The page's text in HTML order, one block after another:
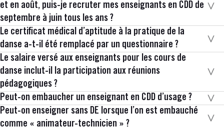
et en août, puis-je recruter mes enseignants en CDD de
septembre à juin tous les ans ?
Le certificat médical d’aptitude à la pratique de la
danse a-t-il été remplacé par un questionnaire ?
Le salaire versé aux enseignants pour les cours de
danse inclut-il la participation aux réunions
pédagogiques ?
Peut-on embaucher un enseignant en CDD d’usage ?
Peut-on enseigner sans DE lorsque l’on est embauché
comme « animateur-technicien » ?